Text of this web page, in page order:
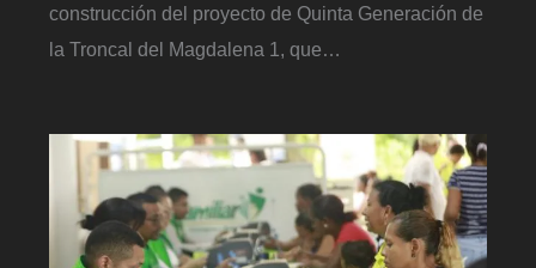
construcción del proyecto de Quinta Generación de
la Troncal del Magdalena 1, que…